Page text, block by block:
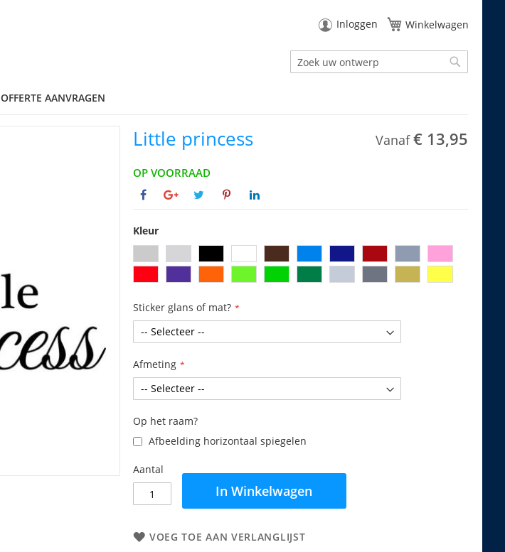
Inloggen Winkelwagen
Zoek
OFFERTE AANVRAGEN
Little princess Vanaf € 13,95
OP VOORRAAD
Kleur
Sticker glans of mat?
Afmeting
Op het raam?
Afbeelding horizontaal spiegelen
Aantal
In Winkelwagen
VOEG TOE AAN VERLANGLIJST